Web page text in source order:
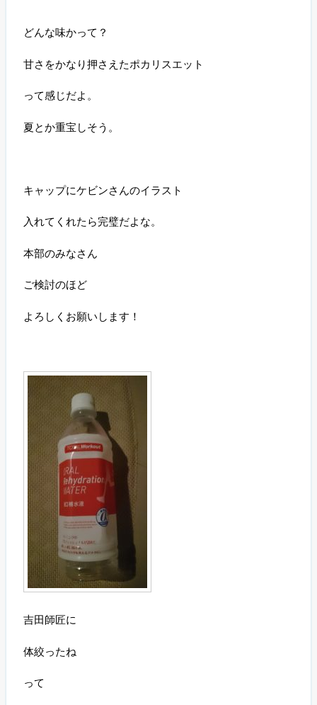
どんな味かって？
甘さをかなり押さえたポカリスエット
って感じだよ。
夏とか重宝しそう。
キャップにケビンさんのイラスト
入れてくれたら完璧だよな。
本部のみなさん
ご検討のほど
よろしくお願いします！
吉田師匠に
体絞ったね
って